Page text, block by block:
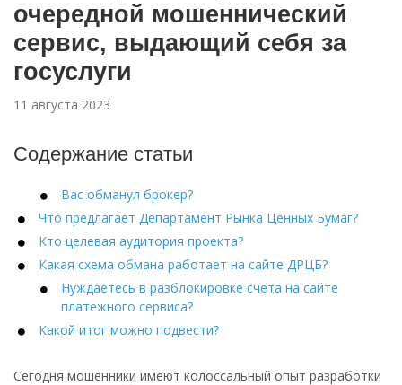
очередной мошеннический
сервис, выдающий себя за
госуслуги
11 августа 2023
Содержание статьи
Вас обманул брокер?
Что предлагает Департамент Рынка Ценных Бумаг?
Кто целевая аудитория проекта?
Какая схема обмана работает на сайте ДРЦБ?
Нуждаетесь в разблокировке счета на сайте
платежного сервиса?
Какой итог можно подвести?
Сегодня мошенники имеют колоссальный опыт разработки